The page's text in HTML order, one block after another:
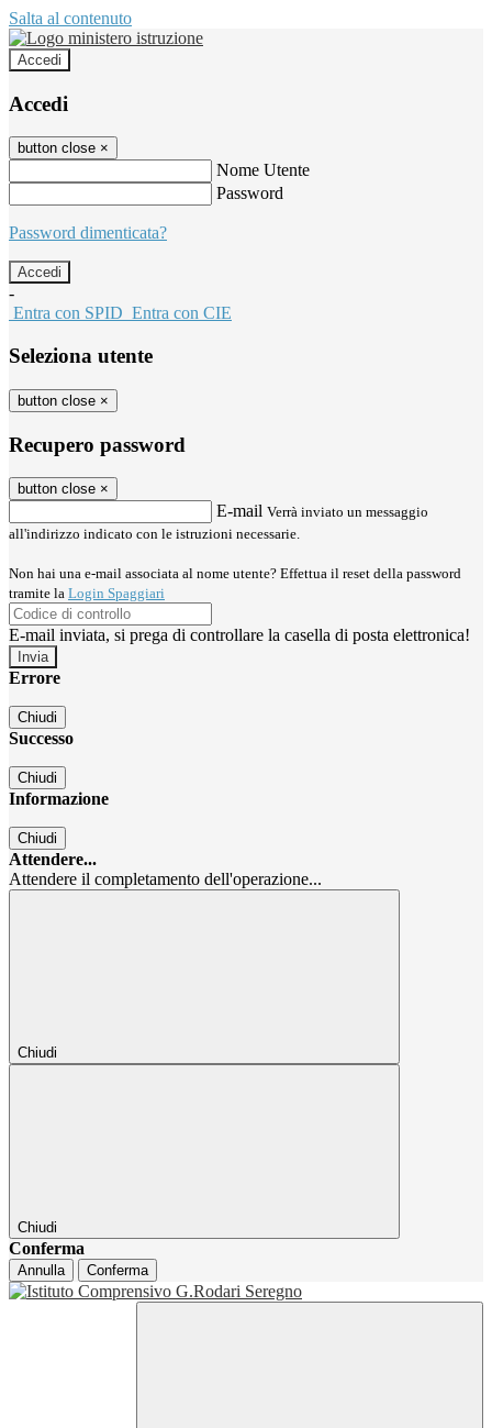
Salta al contenuto
Accedi
Accedi
button close ×
Nome Utente
Password
Password dimenticata?
-
Entra con SPID Entra con CIE
Seleziona utente
button close ×
Recupero password
button close ×
E-mail Verrà inviato un messaggio
all'indirizzo indicato con le istruzioni necessarie.
Non hai una e-mail associata al nome utente? Effettua il reset della password
tramite la Login Spaggiari
E-mail inviata, si prega di controllare la casella di posta elettronica!
Errore
Chiudi
Successo
Chiudi
Informazione
Chiudi
Attendere...
Attendere il completamento dell'operazione...
Chiudi
Chiudi
Conferma
Annulla Conferma